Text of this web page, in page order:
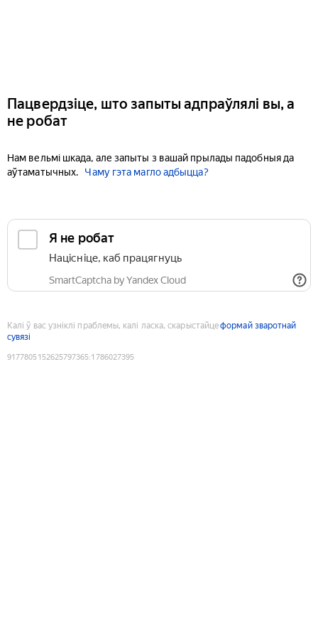
Пацвердзіце, што запыты адпраўлялі вы, а
не робат
Нам вельмі шкада, але запыты з вашай прылады падобныя да
аўтаматычных.
Чаму гэта магло адбыцца?
Я не робат
Націсніце, каб працягнуць
SmartCaptcha by Yandex Cloud
Калі ў вас узніклі праблемы, калі ласка, скарыстайцеформай зваротнай
сувязі
9177805152625797365:1786027395